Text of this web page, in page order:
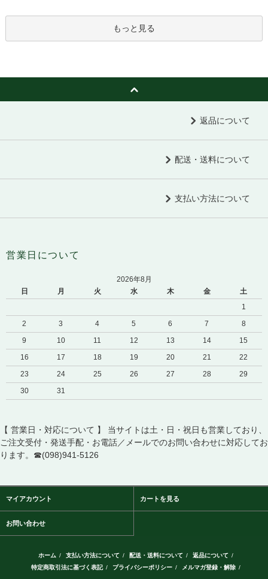
もっと見る
返品について
配送・送料について
支払い方法について
営業日について
2026年8月
日
月 火 水 木 金
土
1
2
3 4 5 6 7
8
9
10 11 12 13 14
15
16
17 18 19 20 21
22
23
24 25 26 27 28
29
30
31
【 営業日・対応について 】 当サイトは土・日・祝日も営業しており、
ご注文受付・発送手配・お電話／メールでのお問い合わせに対応してお
ります。☎(098)941-5126
マイアカウント カートを見る
お問い合わせ
ホーム / 支払い方法について / 配送・送料について / 返品について /
特定商取引法に基づく表記 / プライバシーポリシー / メルマガ登録・解除 /